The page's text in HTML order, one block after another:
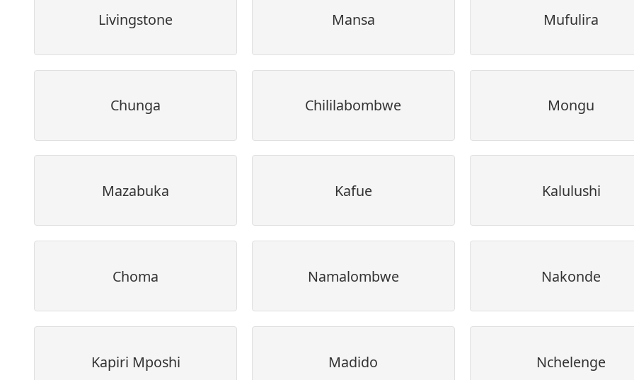
Livingstone Mansa Mufulira
Chunga Chililabombwe Mongu
Mazabuka Kafue Kalulushi
Choma Namalombwe Nakonde
Kapiri Mposhi Madido Nchelenge